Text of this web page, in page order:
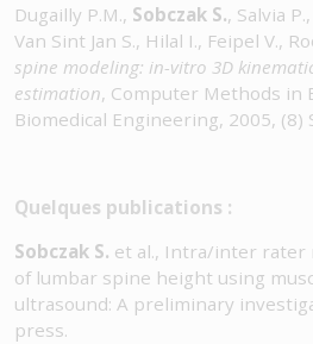
Dugailly P.M., Sobczak S., Salvia
Van Sint Jan S., Hilal I., Feipel V.,
spine modeling: in-vitro 3D
estimation, Computer Methods in
Biomedical Engineering, 2005, (8)
Quelques publications :
Sobczak S. et al., Intra/inter rater
of lumbar spine height using
ultrasound: A preliminary
press.